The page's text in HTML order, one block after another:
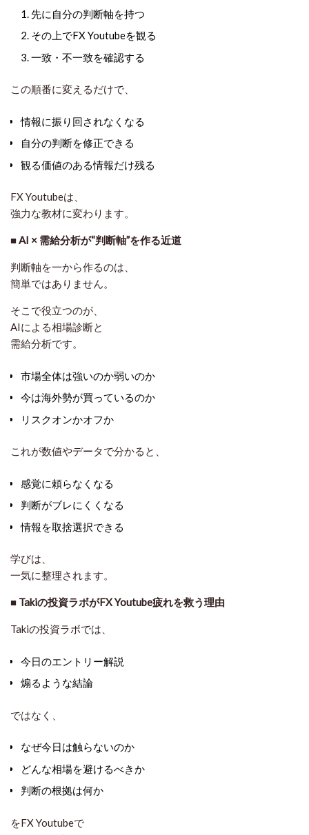
先に自分の判断軸を持つ
その上でFX Youtubeを観る
一致・不一致を確認する
この順番に変えるだけで、
情報に振り回されなくなる
自分の判断を修正できる
観る価値のある情報だけ残る
FX Youtubeは、
強力な教材に変わります。
■AI × 需給分析が“判断軸”を作る近道
判断軸を一から作るのは、
簡単ではありません。
そこで役立つのが、
AIによる相場診断と
需給分析です。
市場全体は強いのか弱いのか
今は海外勢が買っているのか
リスクオンかオフか
これが数値やデータで分かると、
感覚に頼らなくなる
判断がブレにくくなる
情報を取捨選択できる
学びは、
一気に整理されます。
■ Takiの投資ラボがFX Youtube疲れを救う理由
Takiの投資ラボでは、
今日のエントリー解説
煽るような結論
ではなく、
なぜ今日は触らないのか
どんな相場を避けるべきか
判断の根拠は何か
をFX Youtubeで